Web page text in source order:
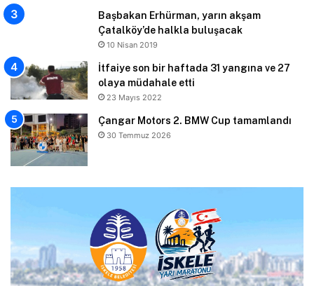
Başbakan Erhürman, yarın akşam
Çatalköy’de halkla buluşacak
10 Nisan 2019
İtfaiye son bir haftada 31 yangına ve 27
olaya müdahale etti
23 Mayıs 2022
Çangar Motors 2. BMW Cup tamamlandı
30 Temmuz 2026